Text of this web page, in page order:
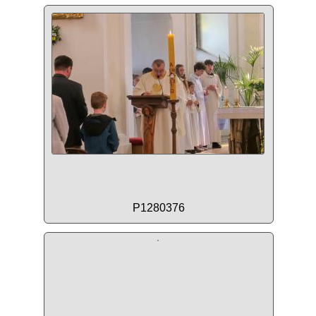
P1280376